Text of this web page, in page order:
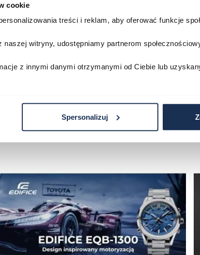
cookie
treści i reklam, aby oferować funkcje
witryny, udostępniamy partnerom
z innymi danymi otrzymanymi od Ciebie lub
Spersonalizuj